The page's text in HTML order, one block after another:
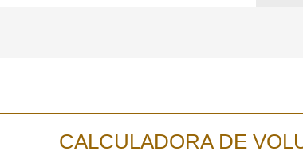
CALCULADORA DE